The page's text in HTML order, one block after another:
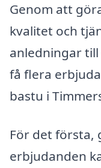
Genom att
kvalitet och
anledningar
få flera
bastu i
För det första,
erbjudanden